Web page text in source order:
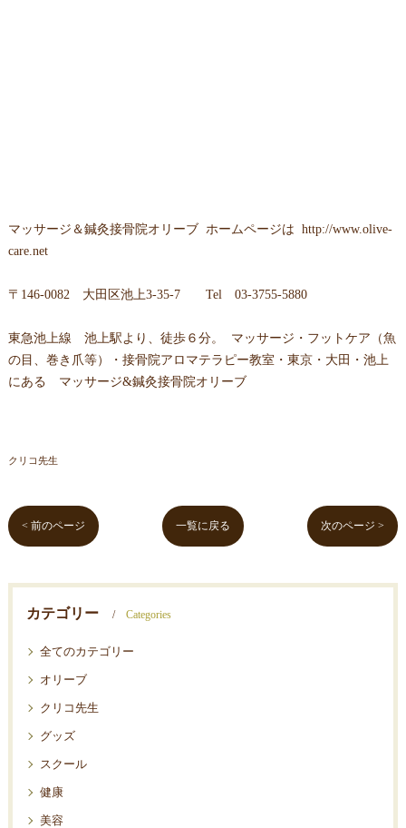
マッサージ＆鍼灸接骨院オリーブ ホームページは http://www.olive-
care.net
〒 146-0082 大田区池上3-35-7Tel 03-3755-5880
東急池上線 池上駅より、徒歩６分。 マッサージ・フットケア（魚
の目、巻き爪等）・接骨院アロマテラピー教室・東京・大田・池上
にある マッサージ&鍼灸接骨院オリーブ
クリコ先生
< 前のページ 一覧に戻る 次のページ >
カテゴリー Categories
全てのカテゴリー
オリーブ
クリコ先生
グッズ
スクール
健康
美容